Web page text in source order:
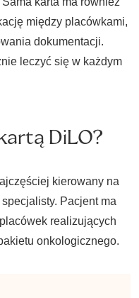
między placówkami,
dokumentacji.
leczyć się w każdym
DiLO?
kierowany na
Pacjent ma
realizujących
onkologicznego.